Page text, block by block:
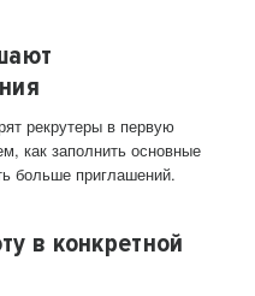
рекрутеры в первую
как заполнить основные
больше приглашений.
в конкретной